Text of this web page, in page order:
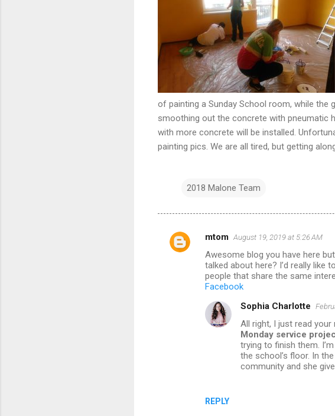
of painting a Sunday School room, while
smoothing out the concrete with pneumatic
with more concrete will be installed.
painting pics. We are all tired, but getting
2018 Malone Team
C
mtom August 19, 2019 at 5:26 AM
Awesome blog you have here
talked about here? I’d really
people that share the same
Facebook
REPLY
Sophia Charlotte
All right, I just read your
Monday service
trying to finish them.
the school’s floor. In
community and she